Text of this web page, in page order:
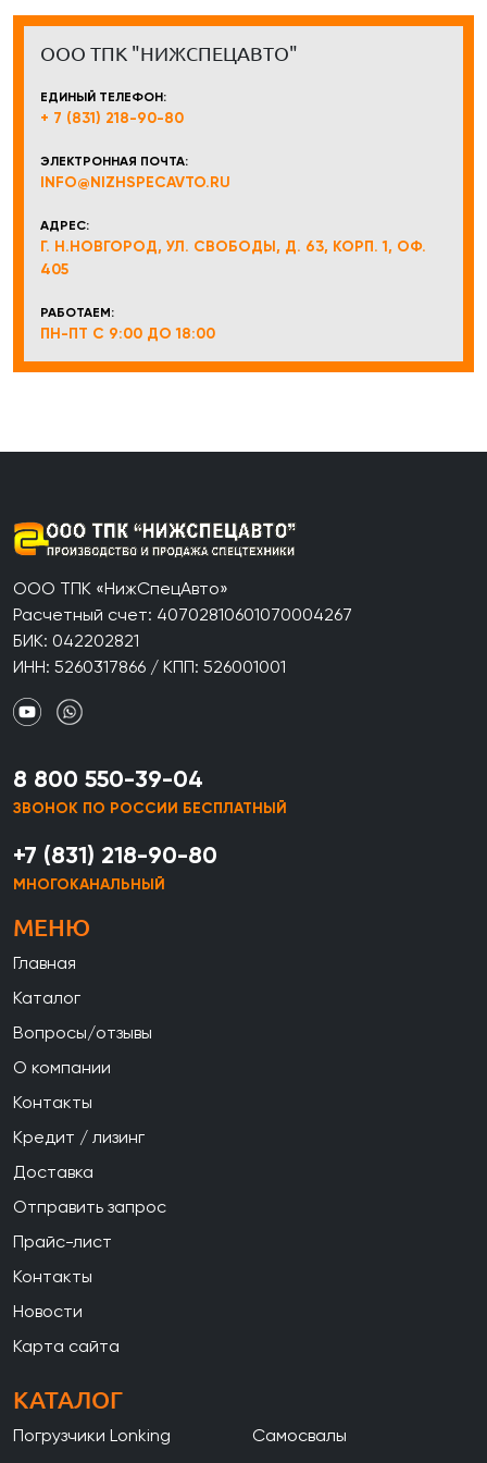
ООО ТПК "НИЖСПЕЦАВТО"
ЕДИНЫЙ ТЕЛЕФОН:
+ 7 (831) 218-90-80
ЭЛЕКТРОННАЯ ПОЧТА:
INFO@NIZHSPECAVTO.RU
АДРЕС:
Г. Н.НОВГОРОД, УЛ. СВОБОДЫ, Д. 63, КОРП. 1, ОФ.
405
РАБОТАЕМ:
ПН-ПТ С 9:00 ДО 18:00
ООО ТПК «НижСпецАвто»
Расчетный счет: 40702810601070004267
БИК: 042202821
ИНН: 5260317866 / КПП: 526001001
8 800 550-39-04
ЗВОНОК ПО РОССИИ БЕСПЛАТНЫЙ
+7 (831) 218-90-80
МНОГОКАНАЛЬНЫЙ
МЕНЮ
Главная
Каталог
Вопросы/отзывы
О компании
Контакты
Кредит / лизинг
Доставка
Отправить запрос
Прайс-лист
Контакты
Новости
Карта сайта
КАТАЛОГ
Погрузчики Lonking
Самосвалы